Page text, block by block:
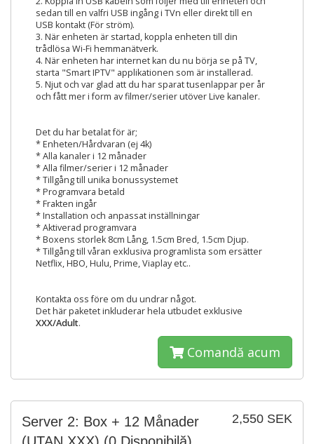
sedan till en valfri USB ingång i TVn eller direkt till en
USB kontakt (För ström).
3. När enheten är startad, koppla enheten till din
trådlösa Wi-Fi hemmanätverk.
4. När enheten har internet kan du nu börja se på TV,
starta "Smart IPTV" applikationen som är installerad.
5. Njut och var glad att du har sparat tusenlappar per år
och fått mer i form av filmer/serier utöver Live kanaler.
Det du har betalat för är;
* Enheten/Hårdvaran (ej 4k)
* Alla kanaler i 12 månader
* Alla filmer/serier i 12 månader
* Tillgång till unika bonussystemet
* Programvara betald
* Frakten ingår
* Installation och anpassat inställningar
* Aktiverad programvara
* Boxens storlek 8cm Lång, 1.5cm Bred, 1.5cm Djup.
* Tillgång till våran exklusiva programlista som ersätter
Netflix, HBO, Hulu, Prime, Viaplay etc..
Kontakta oss före om du undrar något.
Det här paketet inkluderar hela utbudet exklusive
XXX/Adult.
Comandă acum
2,550 SEK
Server 2: Box + 12 Månader